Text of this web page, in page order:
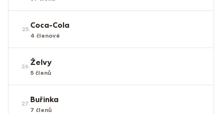
25.Coca-Cola
4 členové
26.Želvy
5 členů
27.Buřinka
7 členů